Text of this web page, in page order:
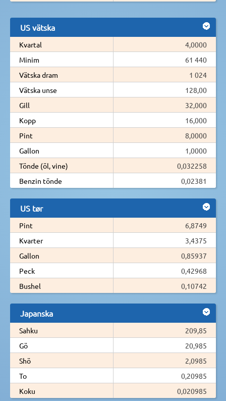
US vätska
Kvartal
4,0000
Minim
61 440
Vätska dram
1 024
Vätska unse
128,00
Gill
32,000
Kopp
16,000
Pint
8,0000
Gallon
1,0000
Tönde (öl, vine)
0,032258
Benzin tönde
0,02381
US tør
Pint
6,8749
Kvarter
3,4375
Gallon
0,85937
Peck
0,42968
Bushel
0,10742
Japanska
Sahku
209,85
Gö
20,985
Shö
2,0985
To
0,20985
Koku
0,020985